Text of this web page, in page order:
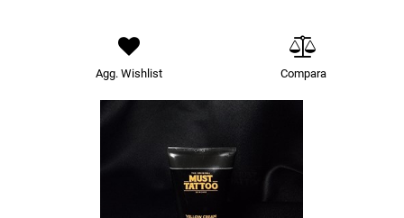
Agg. Wishlist Compara